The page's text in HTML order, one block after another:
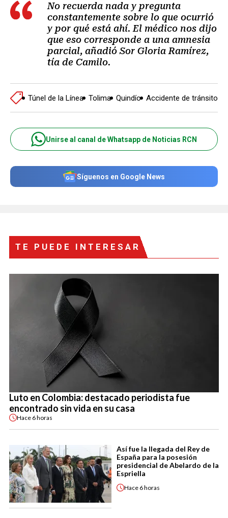
No recuerda nada y pregunta
constantemente sobre lo que ocurrió
y por qué está ahí. El médico nos dijo
que eso corresponde a una amnesia
parcial, añadió Sor Gloria Ramírez,
tía de Camilo.
Túnel de la Línea Tolima Quindío Accidente de tránsito
Unirse al canal de Whatsapp de Noticias RCN
Síguenos en Google News
TE PUEDE INTERESAR
Luto en Colombia: destacado periodista fue
encontrado sin vida en su casa
Hace 6 horas
Así fue la llegada del Rey de
España para la posesión
presidencial de Abelardo de la
Espriella
Hace 6 horas